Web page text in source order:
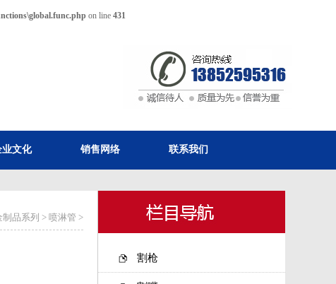
on line 431
业文化 销售网络 联系我们
割枪
制品系列 > 喷淋管 >